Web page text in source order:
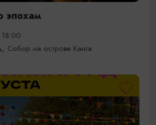
эпохам
Собор на острове Канта